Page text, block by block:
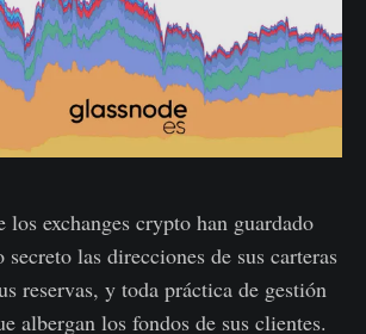
los exchanges crypto han guardado
secreto las direcciones de sus carteras
reservas, y toda práctica de gestión
albergan los fondos de sus clientes.